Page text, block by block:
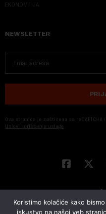
EKONOM I JA
NEWSLETTER
Ova stranica je zaštićena sa reCAPTCHA
Uslovi korišćenja usluge
Koristimo kolačiće kako
iskustvo na našoj veb